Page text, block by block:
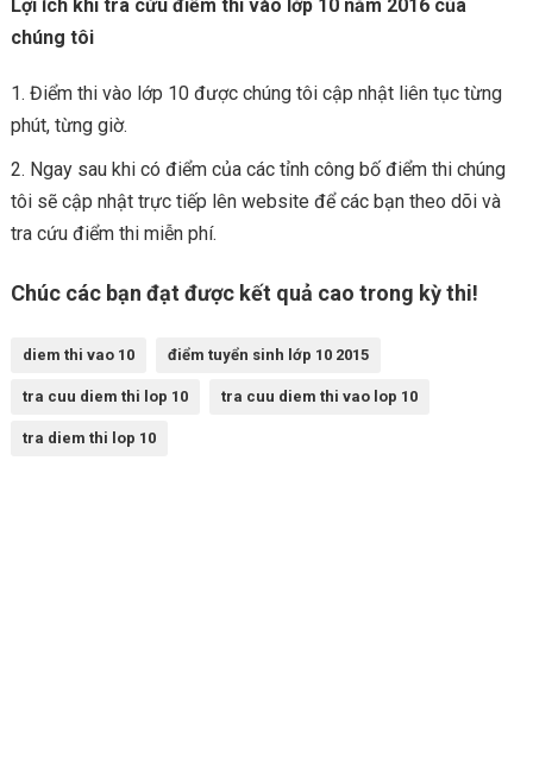
Lợi ích khi tra cứu điểm thi vào lớp 10 năm 2016 của
chúng tôi
Điểm thi vào lớp 10 được chúng tôi cập nhật liên tục từng
phút, từng giờ.
Ngay sau khi có điểm của các tỉnh công bố điểm thi chúng
tôi sẽ cập nhật trực tiếp lên website để các bạn theo dõi và
tra cứu điểm thi miễn phí.
Chúc các bạn đạt được kết quả cao trong kỳ thi!
diem thi vao 10 điểm tuyển sinh lớp 10 2015
tra cuu diem thi lop 10 tra cuu diem thi vao lop 10
tra diem thi lop 10